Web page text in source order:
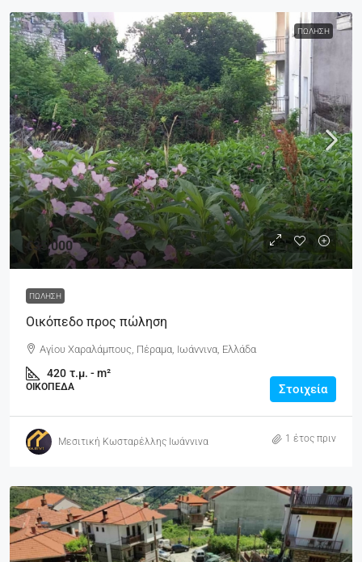
ΠΏΛΗΣΗ
€35,000
ΠΏΛΗΣΗ
Οικόπεδο προς πώληση
Αγίου Χαραλάμπους, Πέραμα, Ιωάννινα, Ελλάδα
420 τ.μ. - m²
ΟΙΚΌΠΕΔΑ Στοιχεία
Μεσιτική Κωσταρέλλης Ιωάννινα 1 έτος πριν